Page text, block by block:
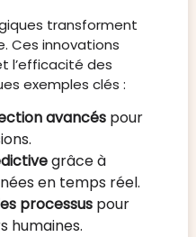
transforment
Ces innovations
l’efficacité des
exemples clés :
avancéspour
grâce à
en temps réel.
processuspour
humaines.